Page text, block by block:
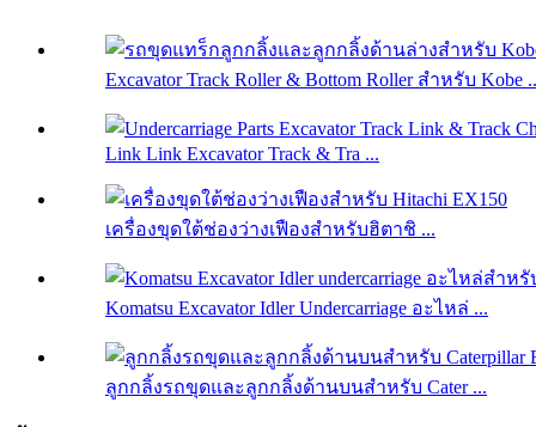
Excavator Track Roller & Bottom Roller สำหรับ Kobe
Link Link Excavator Track & Tra ...
เครื่องขุดใต้ช่องว่างเฟืองสำหรับฮิตาชิ ...
Komatsu Excavator Idler Undercarriage อะไหล่ ...
ลูกกลิ้งรถขุดและลูกกลิ้งด้านบนสำหรับ Cater ...